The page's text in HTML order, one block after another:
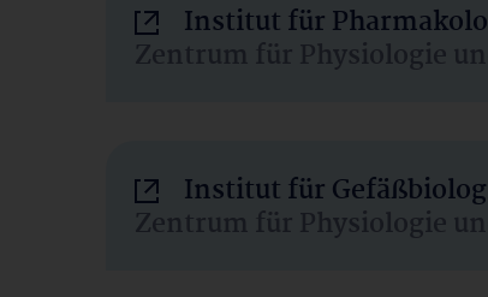
Institut für
Zentrum für Physiologie
Institut für
Zentrum für Physiologie